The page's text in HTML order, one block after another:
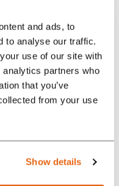
and ads, to
to analyse our traffic.
use of our site with
partners who
that you’ve
from your use
Show details